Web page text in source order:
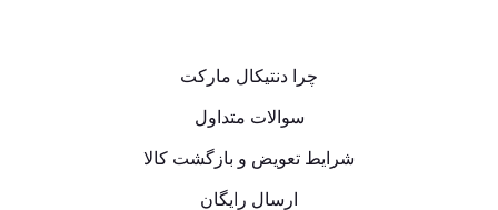
چرا دنتیکال مارکت
سوالات متداول
شرایط تعویض و بازگشت کالا
ارسال رایگان